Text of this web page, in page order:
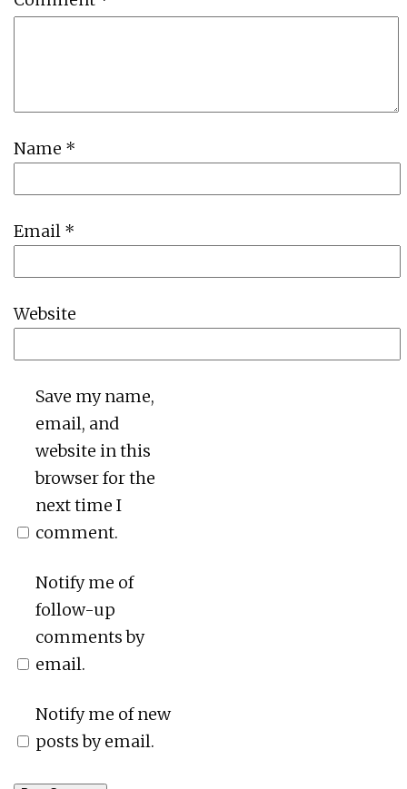
Name *
Email *
Website
Save my name,
email, and
website in this
browser for the
next time I
comment.
Notify me of
follow-up
comments by
email.
Notify me of new
posts by email.